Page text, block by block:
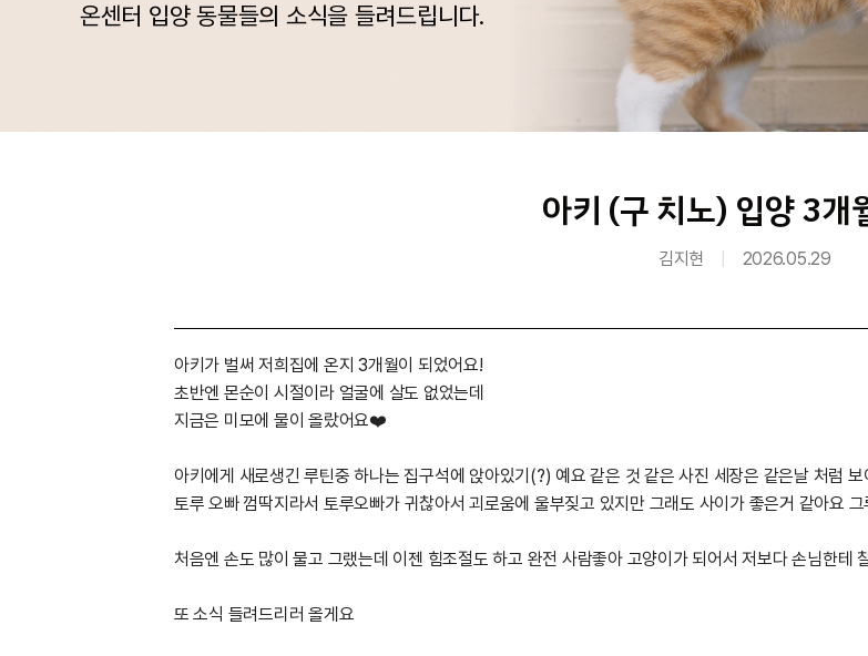
온센터 입양 동물들의 소식을 들려드립니다.
아키 (구 치노) 입양 3개
김지현 2026.05.29
아키가 벌써 저희집에 온지 3개월이 되었어요!
초반엔 몬순이 시절이라 얼굴에 살도 없었는데
지금은 미모에 물이 올랐어요❤️
아키에게 새로생긴 루틴중 하나는 집구석에 앉아있기(?) 예요 같은 것 같은 사진 세장은 같은날 처럼
토루 오빠 껌딱지라서 토루오빠가 귀찮아서 괴로움에 울부짖고 있지만 그래도 사이가 좋은거 같아요
처음엔 손도 많이 물고 그랬는데 이젠 힘조절도 하고 완전 사람좋아 고양이가 되어서 저보다 손님한테
또 소식 들려드리러 올게요